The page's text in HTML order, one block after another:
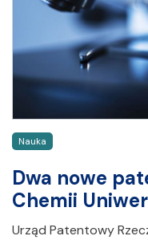
Nauka
Dwa nowe
Chemii
Urząd Patentowy